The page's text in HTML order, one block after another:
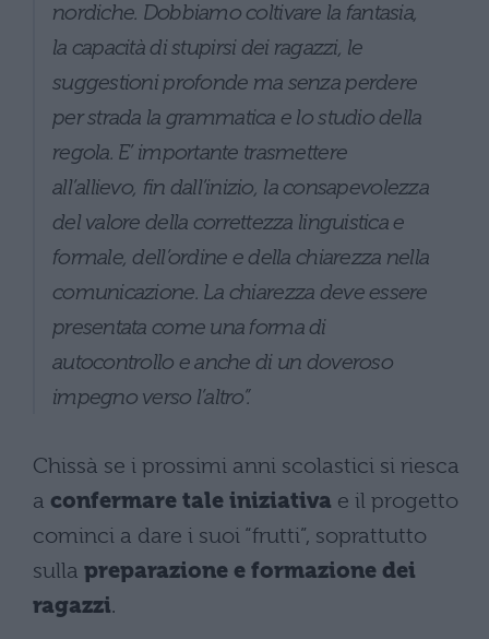
nordiche. Dobbiamo coltivare la fantasia,
la capacità di stupirsi dei ragazzi, le
suggestioni profonde ma senza perdere
per strada la grammatica e lo studio della
regola. E’ importante trasmettere
all’allievo, fin dall’inizio, la consapevolezza
del valore della correttezza linguistica e
formale, dell’ordine e della chiarezza nella
comunicazione. La chiarezza deve essere
presentata come una forma di
autocontrollo e anche di un doveroso
impegno verso l’altro”.
Chissà se i prossimi anni scolastici si riesca
a confermare tale iniziativa e il progetto
cominci a dare i suoi “frutti”, soprattutto
sulla preparazione e formazione dei
ragazzi.